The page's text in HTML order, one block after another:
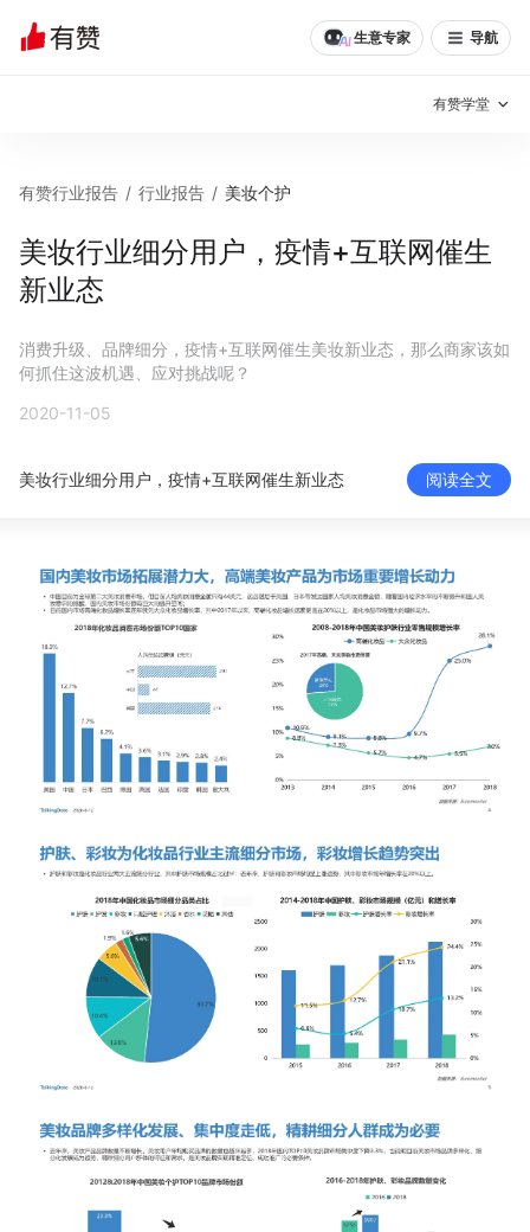
生意专家 导航
有赞学堂
有赞说增长
私域日历 增长方法
有赞说案例拆解
有赞成功案例 新零售最佳实践
AllValue 战略合作
增长产品指南
产品场景库
帮助中心
新零售资讯
培训课程
私域课程 新零售内参
增长俱乐部 有赞商盟
商家社区
有赞行业报告 / 行业报告 / 美妆个护
美妆行业细分用户，疫情+互联网催生
新业态
消费升级、品牌细分，疫情+互联网催生美妆新业态，那么商家该如
何抓住这波机遇、应对挑战呢？
2020-11-05
美妆行业细分用户，疫情+互联网催生新业态 阅读全文